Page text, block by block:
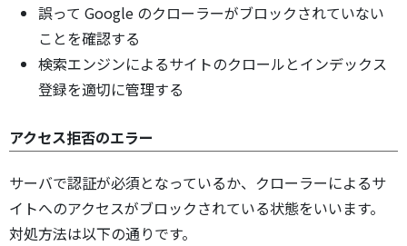
誤って Google のクローラーがブロックされていない
ことを確認する
検索エンジンによるサイトのクロールとインデックス
登録を適切に管理する
アクセス拒否のエラー
サーバで認証が必須となっているか、クローラーによるサ
イトへのアクセスがブロックされている状態をいいます。
対処方法は以下の通りです。